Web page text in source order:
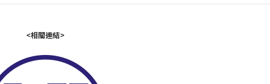
<相關連結>